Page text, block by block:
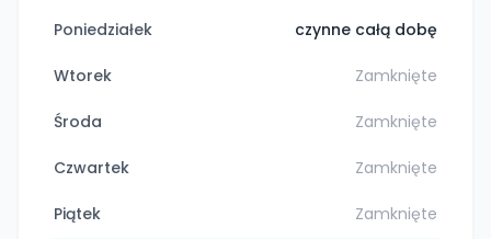
Poniedziałek czynne całą dobę
Wtorek Zamknięte
Środa Zamknięte
Czwartek Zamknięte
Piątek Zamknięte